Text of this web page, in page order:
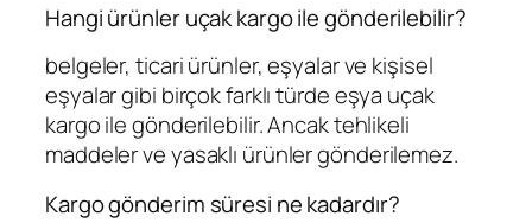
Hangi ürünler uçak kargo ile gönderilebilir?
belgeler, ticari ürünler, eşyalar ve kişisel
eşyalar gibi birçok farklı türde eşya uçak
kargo ile gönderilebilir. Ancak tehlikeli
maddeler ve yasaklı ürünler gönderilemez.
Kargo gönderim süresi ne kadardır?